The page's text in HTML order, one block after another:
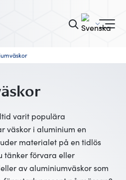
varit populära
väskor i aluminium en
materialet på en tidlös
tänker förvara eller
av aluminiumväskor som